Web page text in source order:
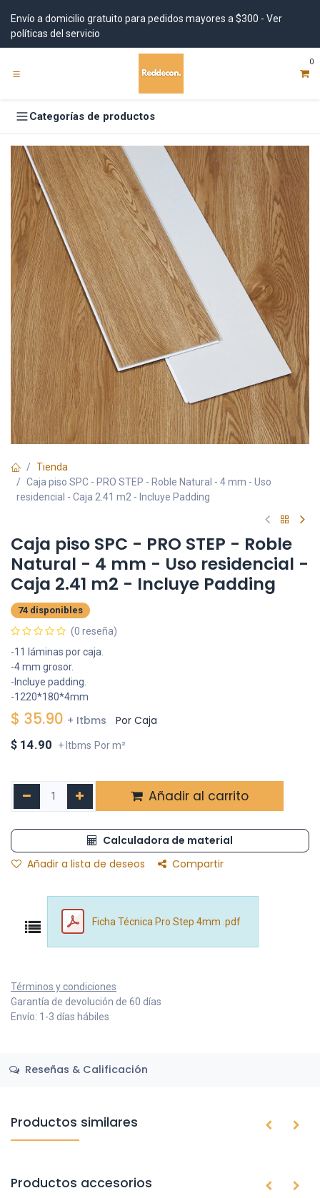
Envío a domicilio gratuito para pedidos mayores a $300 - Ver
políticas del servicio
0
Categorías de productos
Tienda
Caja piso SPC - PRO STEP - Roble Natural - 4 mm - Uso
residencial - Caja 2.41 m2 - Incluye Padding
Caja piso SPC - PRO STEP - Roble
Natural - 4 mm - Uso residencial -
Caja 2.41 m2 - Incluye Padding
74 disponibles
(0 reseña)
-11 láminas por caja.
-4 mm grosor.
-Incluye padding.
-1220*180*4mm
$ 35.90 + Itbms
Por Caja
$ 14.90 + Itbms Por m²
Añadir al carrito
Calculadora de material
Añadir a lista de deseos
Compartir
Ficha Técnica Pro Step 4mm .pdf
Términos y condiciones
Garantía de devolución de 60 días
Envío: 1-3 días hábiles
Reseñas & Calificación
Productos similares
Productos accesorios